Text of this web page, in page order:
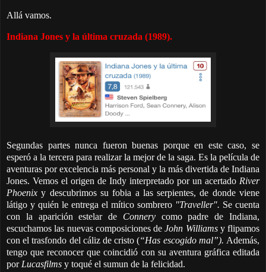
Allá vamos.
Indiana Jones y la última cruzada (1989).
Segundas partes nunca fueron buenas porque en este caso, se
esperó a la tercera para realizar la mejor de la saga. Es la película de
aventuras por excelencia más personal y la más divertida de Indiana
Jones. Vemos el origen de Indy interpretado por un acertado River
Phoenix y descubrimos su fobia a las serpientes, de donde viene
látigo y quién le entrega el mítico sombrero "Traveller". Se cuenta
con la aparición estelar de Connerycomo padre de Indiana,
escuchamos las nuevas composiciones deJohn Williamsy flipamos
con el trasfondo del cáliz de cristo (“Has escogido mal”). Además,
tengo que reconocer que coincidió con su aventura gráfica editada
por Lucasfilms y toqué el sumun de la felicidad.